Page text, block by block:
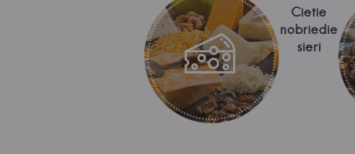
Cietie
nobriedie
sieri